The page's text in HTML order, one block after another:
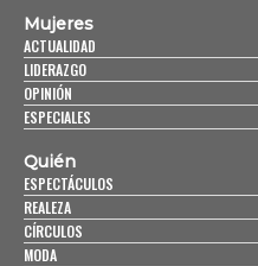
Mujeres
ACTUALIDAD
LIDERAZGO
OPINIÓN
ESPECIALES
Quién
ESPECTÁCULOS
REALEZA
CÍRCULOS
MODA